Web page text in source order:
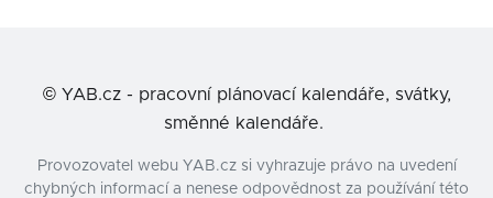
© YAB.cz - pracovní plánovací kalendáře, svátky,
směnné kalendáře.
Provozovatel webu YAB.cz si vyhrazuje právo na uvedení
chybných informací a nenese odpovědnost za používání této